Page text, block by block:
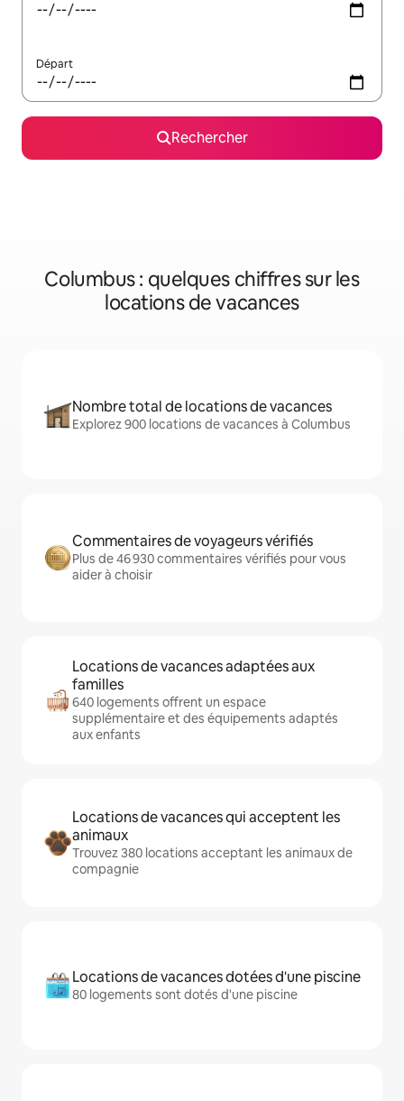
Départ
Rechercher
Columbus : quelques chiffres sur les
locations de vacances
Nombre total de locations de vacances
Explorez 900 locations de vacances à Columbus
Commentaires de voyageurs vérifiés
Plus de 46 930 commentaires vérifiés pour vous
aider à choisir
Locations de vacances adaptées aux
familles
640 logements offrent un espace
supplémentaire et des équipements adaptés
aux enfants
Locations de vacances qui acceptent les
animaux
Trouvez 380 locations acceptant les animaux de
compagnie
Locations de vacances dotées d'une piscine
80 logements sont dotés d'une piscine